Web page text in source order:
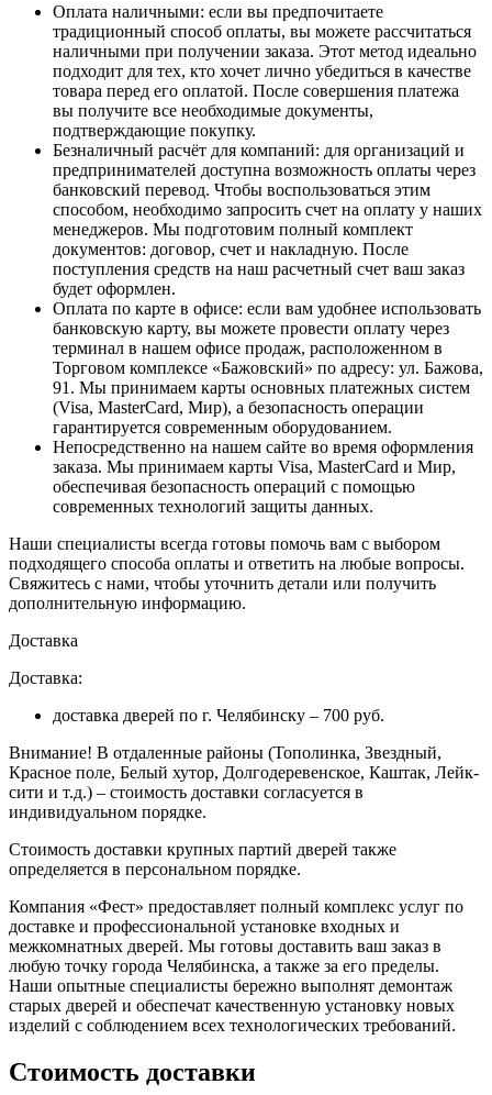
Оплата наличными: если вы предпочитаете
традиционный способ оплаты, вы можете рассчитаться
наличными при получении заказа. Этот метод идеально
подходит для тех, кто хочет лично убедиться в качестве
товара перед его оплатой. После совершения платежа
вы получите все необходимые документы,
подтверждающие покупку.
Безналичный расчёт для компаний: для организаций и
предпринимателей доступна возможность оплаты через
банковский перевод. Чтобы воспользоваться этим
способом, необходимо запросить счет на оплату у наших
менеджеров. Мы подготовим полный комплект
документов: договор, счет и накладную. После
поступления средств на наш расчетный счет ваш заказ
будет оформлен.
Оплата по карте в офисе: если вам удобнее использовать
банковскую карту, вы можете провести оплату через
терминал в нашем офисе продаж, расположенном в
Торговом комплексе «Бажовский» по адресу: ул. Бажова,
91. Мы принимаем карты основных платежных систем
(Visa, MasterCard, Мир), а безопасность операции
гарантируется современным оборудованием.
Непосредственно на нашем сайте во время оформления
заказа. Мы принимаем карты Visa, MasterCard и Мир,
обеспечивая безопасность операций с помощью
современных технологий защиты данных.
Наши специалисты всегда готовы помочь вам с выбором
подходящего способа оплаты и ответить на любые вопросы.
Свяжитесь с нами, чтобы уточнить детали или получить
дополнительную информацию.
Доставка
Доставка:
доставка дверей по г. Челябинску – 700 руб.
Внимание! В отдаленные районы (Тополинка, Звездный,
Красное поле, Белый хутор, Долгодеревенское, Каштак, Лейк-
сити и т.д.) – стоимость доставки согласуется в
индивидуальном порядке.
Стоимость доставки крупных партий дверей также
определяется в персональном порядке.
Компания «Фест» предоставляет полный комплекс услуг по
доставке и профессиональной установке входных и
межкомнатных дверей. Мы готовы доставить ваш заказ в
любую точку города Челябинска, а также за его пределы.
Наши опытные специалисты бережно выполнят демонтаж
старых дверей и обеспечат качественную установку новых
изделий с соблюдением всех технологических требований.
Стоимость доставки